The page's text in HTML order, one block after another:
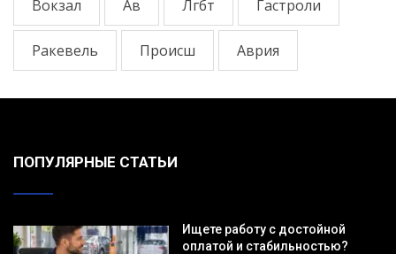
Вокзал Ав Лгбт Гастроли
Ракевель Происш Аврия
ПОПУЛЯРНЫЕ СТАТЬИ
Ищете работу с достойной
оплатой и стабильностью?